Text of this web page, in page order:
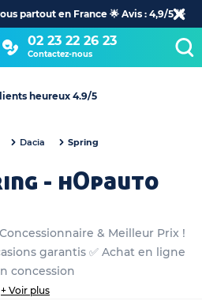
partout en France 🌟 Avis : 4,9/5 🌟
02 23 22 26 23
Contactez-nous
heureux 4.9/5
Dacia Spring
- hOpauto
& Meilleur Prix !
garantis ✅ Achat en ligne
concession
+ Voir plus